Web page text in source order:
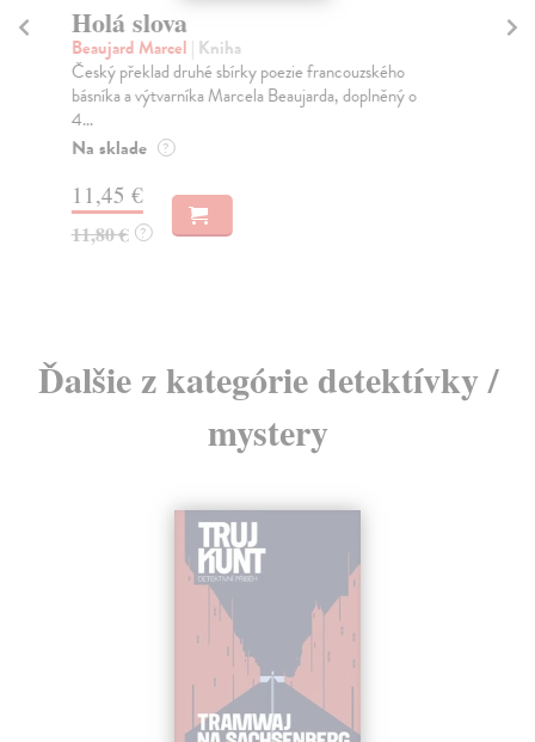
Holá slova
Beaujard Marcel | Kniha
Český překlad druhé sbírky poezie francouzského
básníka a výtvarníka Marcela Beaujarda, doplněný o
4...
Na sklade ?
11,45 €
11,80 € ?
Ďalšie z kategórie detektívky /
mystery